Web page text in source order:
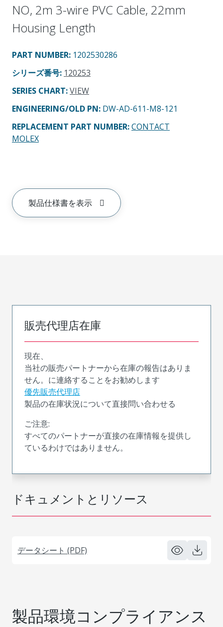
NO, 2m 3-wire PVC Cable, 22mm
Housing Length
PART NUMBER: 1202530286
シリーズ番号: 120253
SERIES CHART:VIEW
ENGINEERING/OLD PN: DW-AD-611-M8-121
REPLACEMENT PART NUMBER:CONTACT
MOLEX
製品仕様書を表示
ドキュメントとリソース
データシート (PDF)
販売代理店在庫
現在、
当社の販売パートナーから在庫の報告はありま
せん。に連絡することをお勧めします
優先販売代理店
製品の在庫状況について直接問い合わせる
ご注意:
すべてのパートナーが直接の在庫情報を提供し
ているわけではありません。
製品環境コンプライアンス